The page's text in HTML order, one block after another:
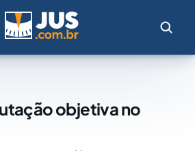
objetiva no